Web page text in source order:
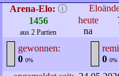
Arena-Elo: ⓘ
1456
aus 2 Partien
heute
na
gewonnen:
0 0%
0 0%